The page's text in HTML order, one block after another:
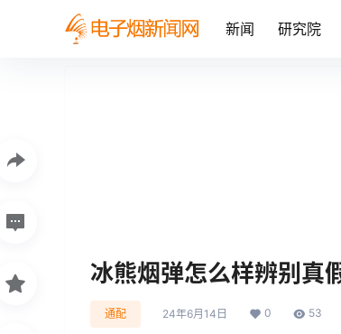
新闻 研究院
冰熊烟弹怎么样辨别真
通配 24年6月14日 0 53